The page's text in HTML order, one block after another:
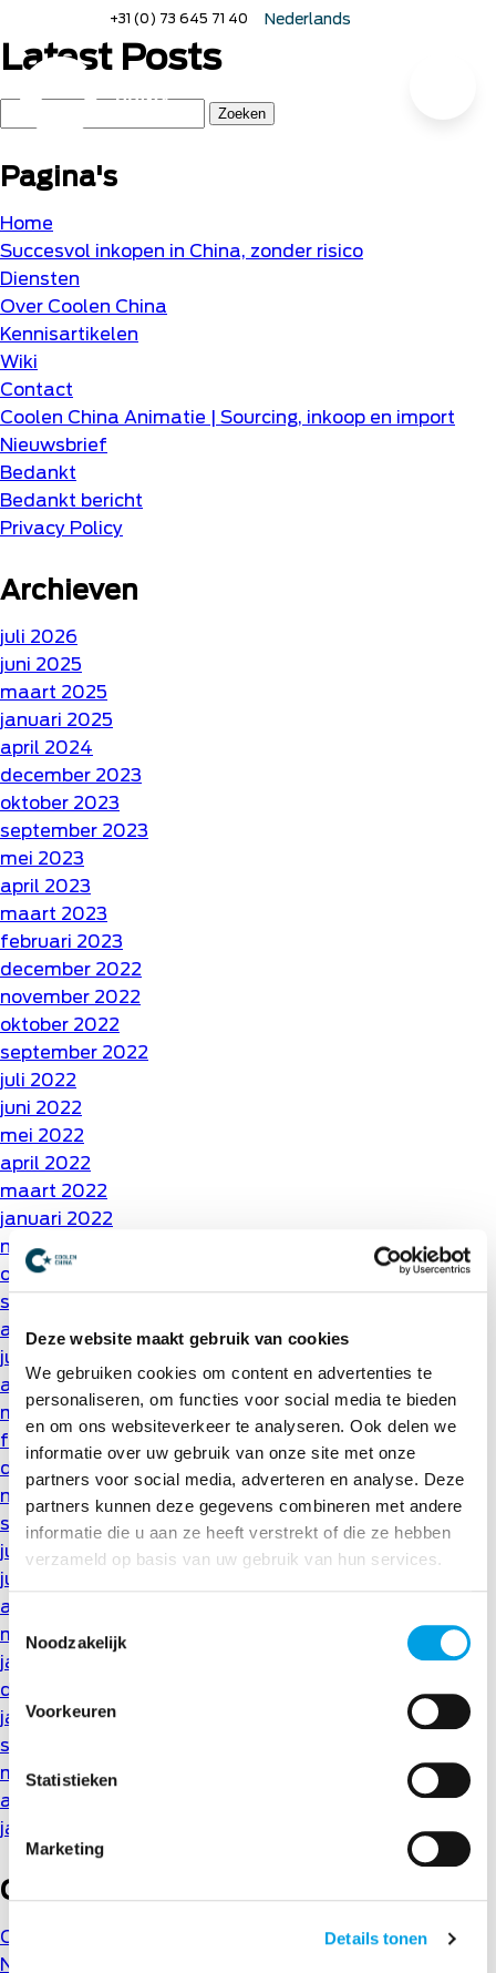
Deze website maakt gebruik van cookies
We gebruiken cookies om content en advertenties te
personaliseren, om functies voor social media te bieden
en om ons websiteverkeer te analyseren. Ook delen we
informatie over uw gebruik van onze site met onze
partners voor social media, adverteren en analyse. Deze
partners kunnen deze gegevens combineren met andere
informatie die u aan ze heeft verstrekt of die ze hebben
verzameld op basis van uw gebruik van hun services.
Toestemmingsselectie
Noodzakelijk
Voorkeuren
Statistieken
Marketing
Details tonen
hoofdinhoud
+31 (0) 73 645 71 40
Nederlands
Home
Latest Posts
Pagina's
Home
Succesvol inkopen in China, zonder risico
Diensten
Over Coolen China
Kennisartikelen
Wiki
Contact
Coolen China Animatie | Sourcing, inkoop en import
Nieuwsbrief
Bedankt
Bedankt bericht
Privacy Policy
Archieven
juli 2026
juni 2025
maart 2025
januari 2025
april 2024
december 2023
oktober 2023
september 2023
mei 2023
april 2023
maart 2023
februari 2023
december 2022
november 2022
oktober 2022
september 2022
juli 2022
juni 2022
mei 2022
april 2022
maart 2022
januari 2022
november 2021
oktober 2021
september 2021
augustus 2021
juli 2021
april 2021
maart 2021
februari 2021
december 2020
november 2020
september 2020
juli 2020
juni 2020
april 2020
maart 2020
januari 2020
december 2019
januari 2019
september 2018
mei 2018
april 2018
januari 2018
Categorieën
Cases
Nieuws